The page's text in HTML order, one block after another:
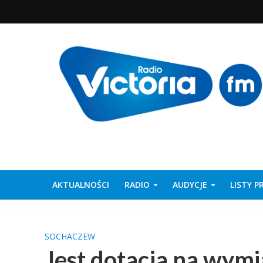
AKTUALNOŚCI RADIO AUDYCJE LISTY
SOCHACZEW